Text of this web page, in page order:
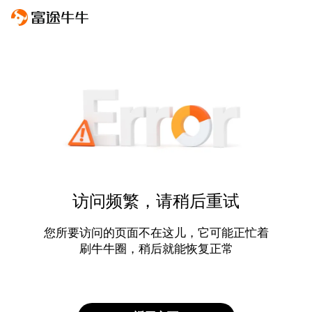
访问频繁，请稍后重试
您所要访问的页面不在这儿，它可能正忙着
刷牛牛圈，稍后就能恢复正常